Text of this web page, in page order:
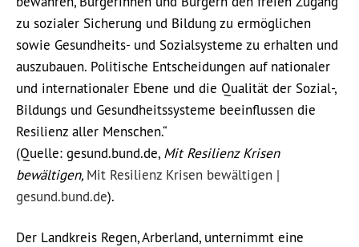
zu sozialer Sicherung und Bildung zu ermöglichen
sowie Gesundheits- und Sozialsysteme zu erhalten und
auszubauen. Politische Entscheidungen auf nationaler
und internationaler Ebene und die Qualität der Sozial-,
Bildungs und Gesundheitssysteme beeinflussen die
Resilienz aller Menschen.“
(Quelle: gesund.bund.de, Mit Resilienz Krisen
bewältigen, Mit Resilienz Krisen bewältigen |
gesund.bund.de).
Der Landkreis Regen, Arberland, unternimmt eine